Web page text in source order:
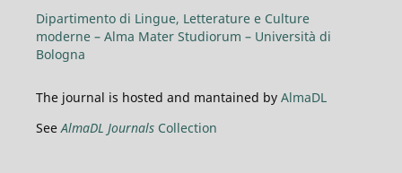
Dipartimento di Lingue, Letterature e Culture
moderne – Alma Mater Studiorum – Università di
Bologna
The journal is hosted and mantained by AlmaDL
SeeAlmaDL JournalsCollection